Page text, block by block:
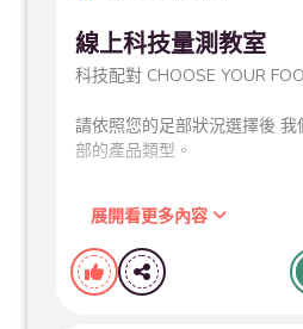
線上科技量測教室
科技配對 CHOOSE YOUR
請依照您的足部狀況選擇後
部的產品類型。
展開看更多內容